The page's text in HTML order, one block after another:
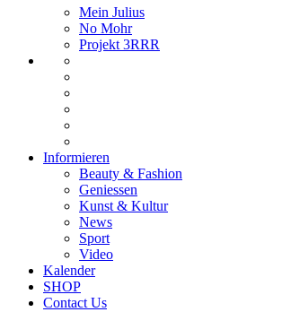
Mein Julius
No Mohr
Projekt 3RRR
Informieren
Beauty & Fashion
Geniessen
Kunst & Kultur
News
Sport
Video
Kalender
SHOP
Contact Us